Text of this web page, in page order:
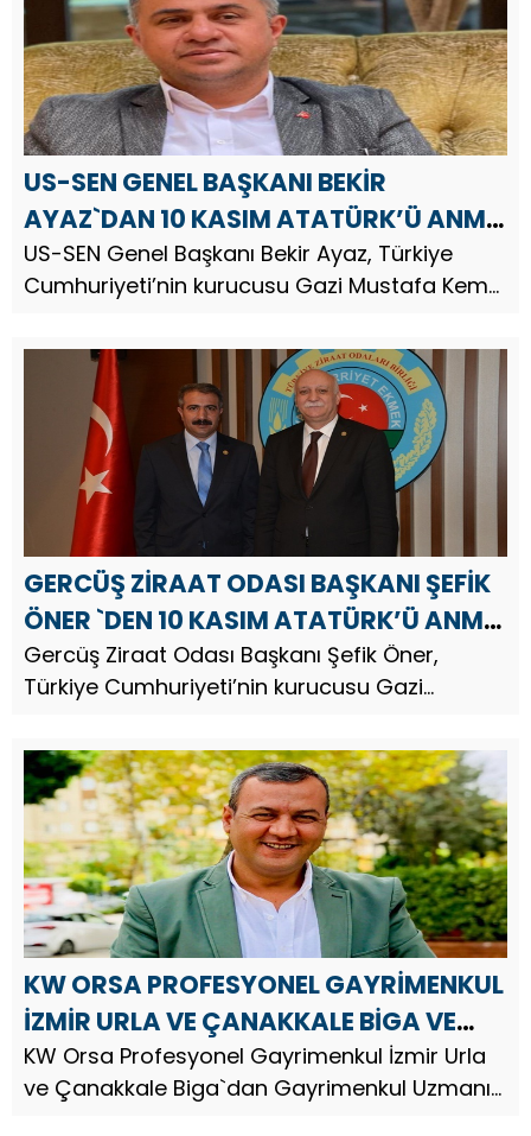
US-SEN GENEL BAŞKANI BEKİR
AYAZ`DAN 10 KASIM ATATÜRK’Ü ANMA
GÜNÜ MESAJI
US-SEN Genel Başkanı Bekir Ayaz, Türkiye
Cumhuriyeti’nin kurucusu Gazi Mustafa Kemal
GERCÜŞ ZİRAAT ODASI BAŞKANI ŞEFİK
ÖNER `DEN 10 KASIM ATATÜRK’Ü ANMA
GÜNÜ MESAJI
Gercüş Ziraat Odası Başkanı Şefik Öner,
Türkiye Cumhuriyeti’nin kurucusu Gazi
KW ORSA PROFESYONEL GAYRİMENKUL
İZMİR URLA VE ÇANAKKALE BİGA VE
GAZİANTEP`DEN MEHMET TAŞ `DAN 10
KASIM ATATÜRK’Ü ANMA GÜNÜ
KW Orsa Profesyonel Gayrimenkul İzmir Urla
ve Çanakkale Biga`dan Gayrimenkul Uzmanı